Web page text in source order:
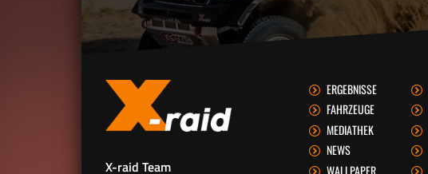
X-raid Team
ERGEBNISSE
FAHRZEUGE
MEDIATHEK
NEWS
WALLPAPER